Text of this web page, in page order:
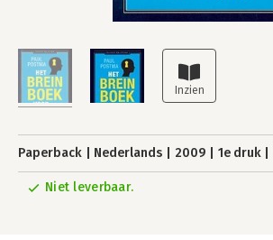
Paperback Nederlands 2009 1e druk
Niet leverbaar.